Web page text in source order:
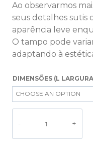
Ao observarmos
seus detalhes
aparência leve
O tampo pode
adaptando à
DIMENSÕES (L